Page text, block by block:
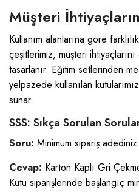
Müşteri
Kullanım alanlarına göre
çeşitlerimiz, müşteri
tasarlanır. Eğitim setlerinden
yelpazede kullanılan
sunar.
SSS: Sıkça Sorulan
Soru: Minimum sipariş
Cevap: Karton Kaplı Gri
Kutu siparişlerinde başlangıç